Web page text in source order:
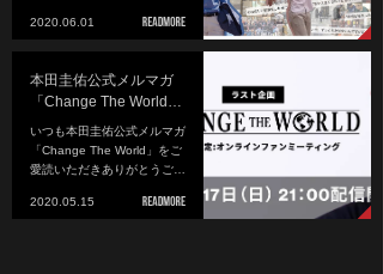
2020.06.01
本田圭佑公式メルマガ
「Change The World…
いつも本田圭佑公式メルマガ
「Change The World」をご
愛読いただきありがとうご…
2020.05.15